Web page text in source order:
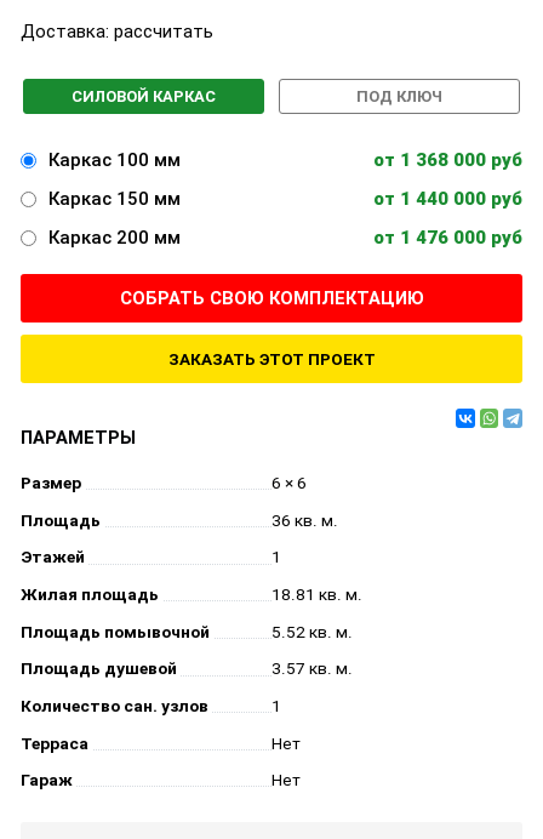
Доставка: рассчитать
СИЛОВОЙ КАРКАС ПОД КЛЮЧ
Каркас 100 мм
от 1 368 000 руб
Каркас 150 мм
от 1 440 000 руб
Каркас 200 мм
от 1 476 000 руб
СОБРАТЬ СВОЮ КОМПЛЕКТАЦИЮ
ЗАКАЗАТЬ ЭТОТ ПРОЕКТ
ПАРАМЕТРЫ
Размер
6 × 6
Площадь
36 кв. м.
Этажей
1
Жилая площадь
18.81 кв. м.
Площадь помывочной
5.52 кв. м.
Площадь душевой
3.57 кв. м.
Количество сан. узлов
1
Терраса
Нет
Гараж
Нет